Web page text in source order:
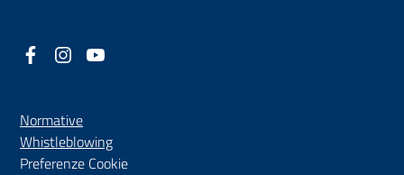
Facebook
(nuova scheda - new tab)
Instagram
(nuova scheda - new tab)
Normative
Whistleblowing(nuova scheda - new tab)
Preferenze Cookie